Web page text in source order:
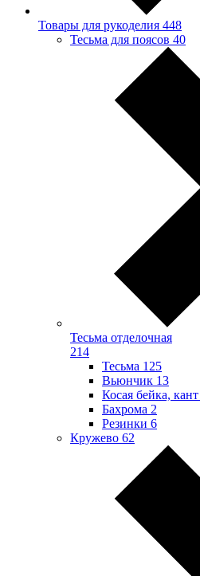
Товары для рукоделия 448
Тесьма для поясов 40
Тесьма отделочная
214
Тесьма 125
Вьюнчик 13
Косая бейка, кант
Бахрома 2
Резинки 6
Кружево 62